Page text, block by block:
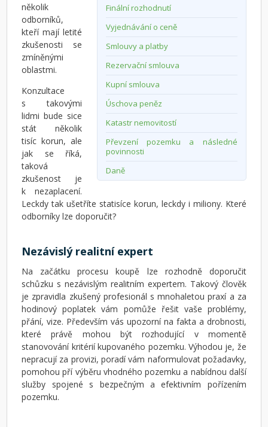
Finální rozhodnutí
Vyjednávání o ceně
Smlouvy a platby
Rezervační smlouva
Kupní smlouva
Úschova peněz
Katastr nemovitostí
Převzení pozemku a následné
povinnosti
Daně
několik
odborníků,
kteří mají letité
zkušenosti se
zmíněnými
oblastmi.
Konzultace
s takovými
lidmi bude sice
stát několik
tisíc korun, ale
jak se říká,
taková
zkušenost je
k nezaplacení.
Leckdy tak ušetříte statisíce korun, leckdy i miliony. Které
odborníky lze doporučit?
Nezávislý realitní expert
Na začátku procesu koupě lze rozhodně doporučit
schůzku s nezávislým realitním expertem. Takový člověk
je zpravidla zkušený profesionál s mnohaletou praxí a za
hodinový poplatek vám pomůže řešit vaše problémy,
přání, vize. Především vás upozorní na fakta a drobnosti,
které právě mohou být rozhodující v momentě
stanovování kritérií kupovaného pozemku. Výhodou je, že
nepracují za provizi, poradí vám naformulovat požadavky,
pomohou pří výběru vhodného pozemku a nabídnou další
služby spojené s bezpečným a efektivním pořízením
pozemku.